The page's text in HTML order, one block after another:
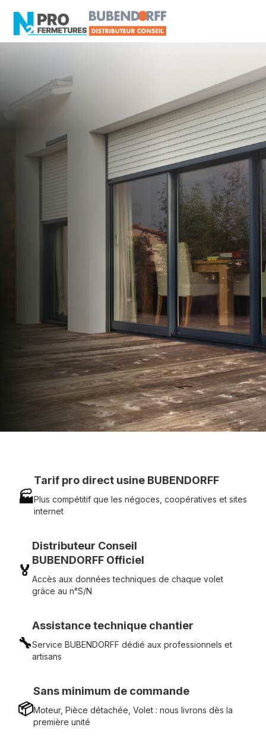
MAINE-ET-LOIRE - 49
Volet roulant
Saumur
Artisan, Menuisier, TPE ou PME proche de
N2PRO Fermetures est votre référent Volet
roulant officiel pour vous apporter : Tarifs directs
usines sans minimum d'achat - Assistance
technique chantier et service réactif avec
07 83 35 69 17
MON DEVIS MOTEUR
Voir tous nos produits
🏭
Tarif pro direct usine BUBENDORFF
Plus compétitif que les négoces, coopératives et sites
internet
🏅
Distributeur Conseil
BUBENDORFF Officiel
Accès aux données techniques de chaque volet
grâce au n°S/N
🔧
Assistance technique chantier
Service BUBENDORFF dédié aux professionnels et
artisans
📦
Sans minimum de commande
Moteur, Pièce détachée, Volet : nous livrons dès la
première unité